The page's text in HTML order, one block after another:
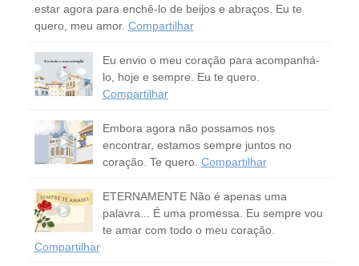
estar agora para enchê-lo de beijos e abraços. Eu te
quero, meu amor. Compartilhar
Eu envio o meu coração para acompanhá-
lo, hoje e sempre. Eu te quero.
Compartilhar
Embora agora não possamos nos
encontrar, estamos sempre juntos no
coração. Te quero. Compartilhar
ETERNAMENTE Não é apenas uma
palavra... É uma promessa. Eu sempre vou
te amar com todo o meu coração.
Compartilhar